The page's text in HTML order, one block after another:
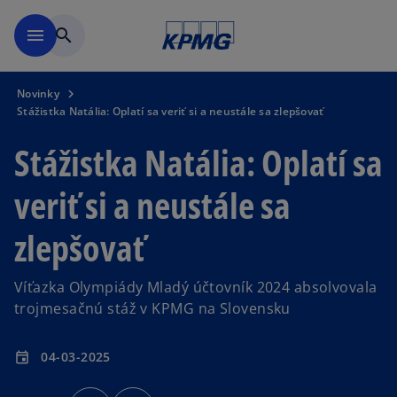
menu search
Novinky
Stážistka Natália: Oplatí sa veriť si a neustále sa zlepšovať
Stážistka Natália: Oplatí sa
veriť si a neustále sa
zlepšovať
Víťazka Olympiády Mladý účtovník 2024 absolvovala
trojmesačnú stáž v KPMG na Slovensku
event 04-03-2025
o